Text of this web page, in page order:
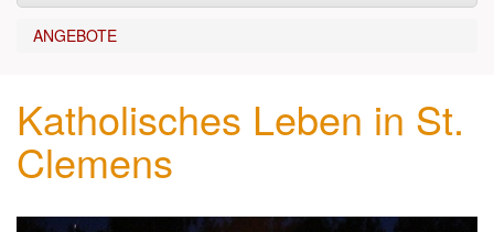
START
GOTTESDIENST
SAKRAMENTE
KIRCHEN ▼
ANGEBOTE
Katholisches Leben in St.
Clemens